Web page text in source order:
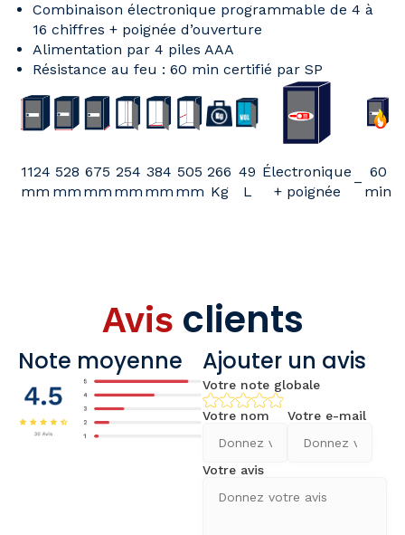
Combinaison électronique programmable de 4 à
16 chiffres + poignée d’ouverture
Alimentation par 4 piles AAA
Résistance au feu : 60 min certifié par SP
1124
mm
528
mm
675
mm
254
mm
384
mm
505
mm
266
Kg
49
L
Électronique
+ poignée
–
60
min
Avis clients
Note moyenne Ajouter un avis
Votre note globale
Votre avis
Votre nom Votre e-mail